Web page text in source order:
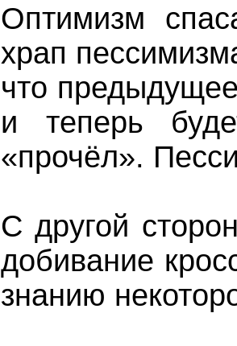
Оптимизм
храп
что
и теперь
«прочёл».
С другой
добивание
знанию